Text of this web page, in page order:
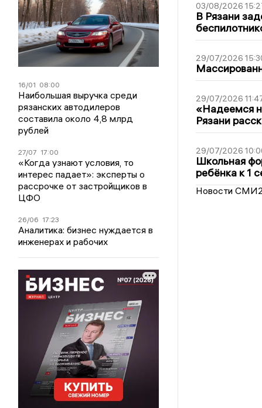
16/01 08:00
Наибольшая выручка среди
рязанских автодилеров
составила около 4,8 млрд
рублей
27/07 17:00
«Когда узнают условия, то
интерес падает»: эксперты о
рассрочке от застройщиков в
ЦФО
26/06 17:23
Аналитика: бизнес нуждается в
инженерах и рабочих
03/08/2026
В Рязани
29/07/2026
29/07/2026
«Надеемся
Рязани
29/07/2026
Школьная
ребёнка к 1
Новости